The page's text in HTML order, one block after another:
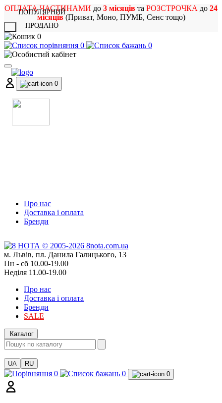
ОПЛАТА ЧАСТИНАМИ до 3 місяців та РОЗСТРОЧКА до 24
місяців(Приват, Моно, ПУМБ, Сенс тощо)
0
0
0
0
Про нас
Доставка і оплата
Бренди
м. Львів, пл. Данила Галицького, 13
Пн - сб 10.00-19.00
Неділя 11.00-19.00
Про нас
Доставка і оплата
Бренди
SALE
Каталог
UA RU
0 0 0
ПОПУЛЯРНИЙ
ПРОДАНО